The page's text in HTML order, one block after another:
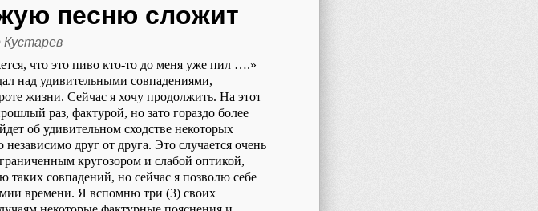
песню сложит
Кустарев
что это пиво кто-то до меня уже пил ….»
над удивительными совпадениями,
жизни. Сейчас я хочу продолжить. На этот
раз, фактурой, но зато гораздо более
об удивительном сходстве некоторых
друг от друга. Это случается очень
кругозором и слабой оптикой,
совпадений, но сейчас я позволю себе
времени. Я вспомню три (3) своих